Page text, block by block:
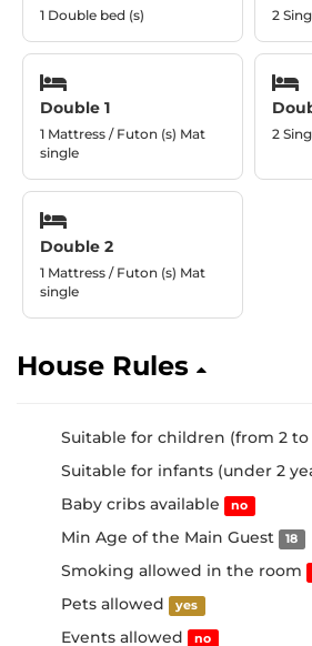
1 Double bed (s) 2
Double 1
1 Mattress / Futon (s) Mat
single
2
Double 2
1 Mattress / Futon (s) Mat
single
House Rules
Suitable for children (from 2 to
Suitable for infants (under 2
Baby cribs available no
Min Age of the Main Guest 18
Smoking allowed in the room
Pets allowed yes
Events allowed no